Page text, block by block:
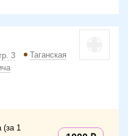
3
Таганская
(за 1